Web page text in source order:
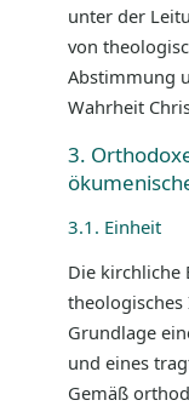
unter der
von
Abstimmung
Wahrheit
3.
3.1. Einheit
Die kirchliche
Grundlage
und eines
Gemäß